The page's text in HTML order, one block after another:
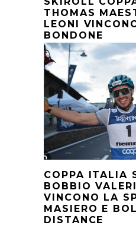
THOMAS
LEONI
BONDONE
COPPA ITALIA
BOBBIO
VINCONO LA
MASIERO E
DISTANCE